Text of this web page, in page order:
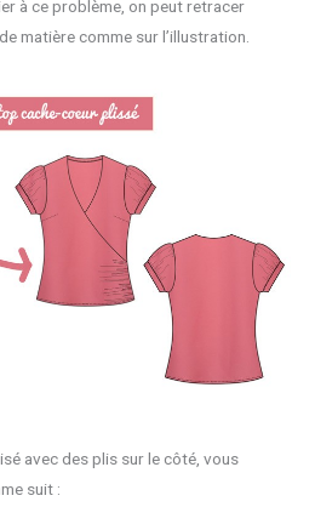
à ce problème, on peut retracer
matière comme sur l’illustration.
avec des plis sur le côté, vous
suit :